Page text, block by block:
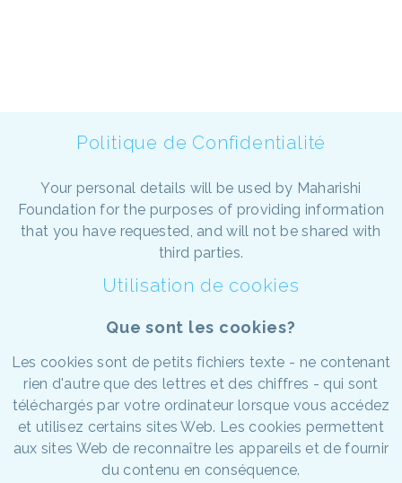
Politique de Confidentialité
Your personal details will be used by Maharishi
Foundation for the purposes of providing information
that you have requested, and will not be shared with
third parties.
Utilisation de cookies
Que sont les cookies?
Les cookies sont de petits fichiers texte - ne contenant
rien d'autre que des lettres et des chiffres - qui sont
téléchargés par votre ordinateur lorsque vous accédez
et utilisez certains sites Web. Les cookies permettent
aux sites Web de reconnaître les appareils et de fournir
du contenu en conséquence.